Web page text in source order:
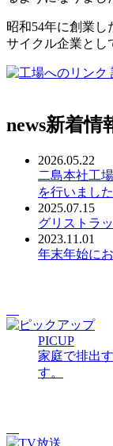
昭和54年に創業し
サイクル企業とし
news新着情
2026.05.22
二島本社工
を行いました
2025.07.15
グリストラ
2023.11.01
年末年始に
PICUP
家庭で排出
す。